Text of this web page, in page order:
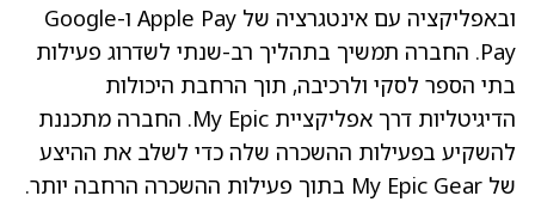
ובאפליקציה עם אינטגרציה של Apple Pay ו-Google
Pay. החברה תמשיך בתהליך רב-שנתי לשדרוג פעילות
בתי הספר לסקי ולרכיבה, תוך הרחבת היכולות
הדיגיטליות דרך אפליקציית My Epic. החברה מתכננת
להשקיע בפעילות ההשכרה שלה כדי לשלב את ההיצע
של My Epic Gear בתוך פעילות ההשכרה הרחבה יותר.